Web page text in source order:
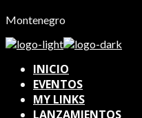
Montenegro
INICIO
EVENTOS
MY LINKS
LANZAMIENTOS